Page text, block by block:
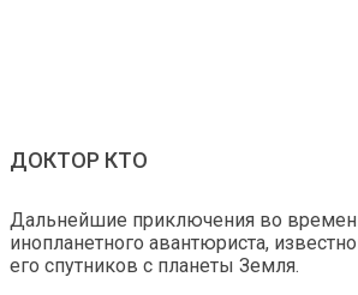
ДОКТОР КТО
Дальнейшие приключения во
инопланетного авантюриста,
его спутников с планеты Земля.